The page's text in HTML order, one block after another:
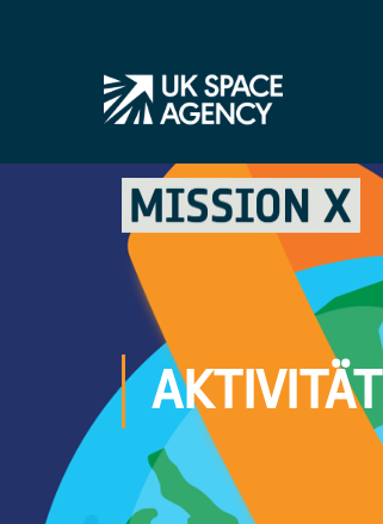
AKTIVITÄT